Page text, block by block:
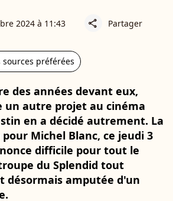
2024 à 11:43 share Partager
sources préférées
des années devant eux,
un autre projet au cinéma
en a décidé autrement. La
Michel Blanc, ce jeudi 3
difficile pour tout le
du Splendid tout
désormais amputée d'un